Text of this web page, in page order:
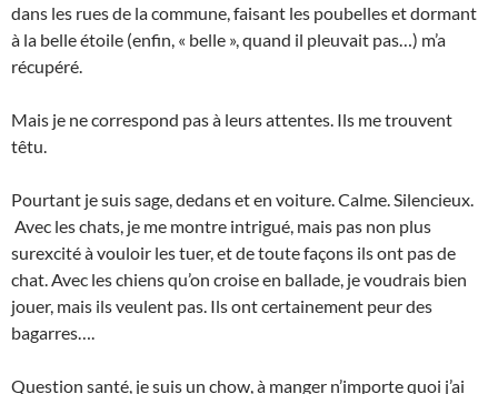
dans les rues de la commune, faisant les poubelles et dormant
à la belle étoile (enfin, « belle », quand il pleuvait pas…) m’a
récupéré.
Mais je ne correspond pas à leurs attentes. Ils me trouvent
têtu.
Pourtant je suis sage, dedans et en voiture. Calme. Silencieux.
Avec les chats, je me montre intrigué, mais pas non plus
surexcité à vouloir les tuer, et de toute façons ils ont pas de
chat. Avec les chiens qu’on croise en ballade, je voudrais bien
jouer, mais ils veulent pas. Ils ont certainement peur des
bagarres….
Question santé, je suis un chow, à manger n’importe quoi j’ai